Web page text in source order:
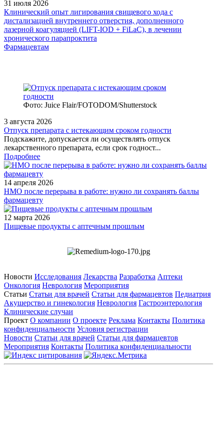
31 июля 2026
Клинический опыт лигирования свищевого хода с
дистализацией внутреннего отверстия, дополненного
лазерной коагуляцией (LIFT-IOD + FiLaC), в лечении
хронического парапроктита
Фармацевтам
Фото: Juice Flair/FOTODOM/Shutterstoсk
3 августа 2026
Отпуск препарата с истекающим сроком годности
Подскажите, допускается ли осуществлять отпуск
лекарственного препарата, если срок годност...
Подробнее
14 апреля 2026
НМО после перерыва в работе: нужно ли сохранять баллы
фармацевту
12 марта 2026
Пищевые продукты с аптечным прошлым
Новости Исследования Лекарства Разработка Аптеки
Онкология Неврология Мероприятия
Статьи Статьи для врачей Статьи для фармацевтов Педиатрия
Акушерство и гинекология Неврология Гастроэнтерология
Клинические случаи
Проект О компании О проекте Реклама Контакты Политика
конфиденциальности Условия регистрации
Новости Статьи для врачей Статьи для фармацевтов
Мероприятия Контакты Политика конфиденциальности